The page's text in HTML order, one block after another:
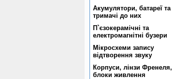
Акумулятори, батареї та
тримачi до них
П`єзокерамiчнi та
електромагнiтнi бузери
Мікросхеми запису
відтворення звуку
Корпуси, лiнзи Френеля,
блоки живлення